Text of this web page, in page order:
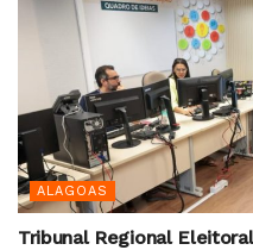
ALAGOAS
Tribunal Regional